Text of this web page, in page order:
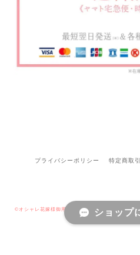
プライバシーポリシー 特定商取
©オシャレ花嫁様御用達 ブライダルアクセサリー
セサリー
ショップ